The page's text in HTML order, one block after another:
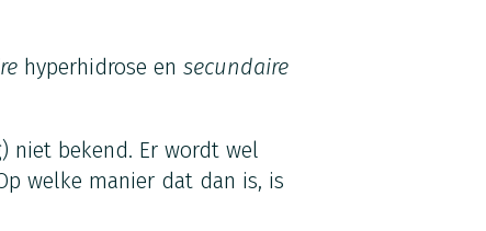
hyperhidrose en secundaire
niet bekend. Er wordt wel
welke manier dat dan is, is